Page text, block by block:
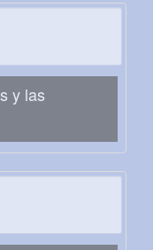
y las